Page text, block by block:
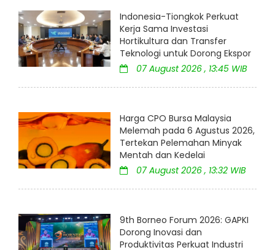
Indonesia-Tiongkok Perkuat
Kerja Sama Investasi
Hortikultura dan Transfer
Teknologi untuk Dorong Ekspor
07 August 2026 , 13:45 WIB
Harga CPO Bursa Malaysia
Melemah pada 6 Agustus 2026,
Tertekan Pelemahan Minyak
Mentah dan Kedelai
07 August 2026 , 13:32 WIB
9th Borneo Forum 2026: GAPKI
Dorong Inovasi dan
Produktivitas Perkuat Industri